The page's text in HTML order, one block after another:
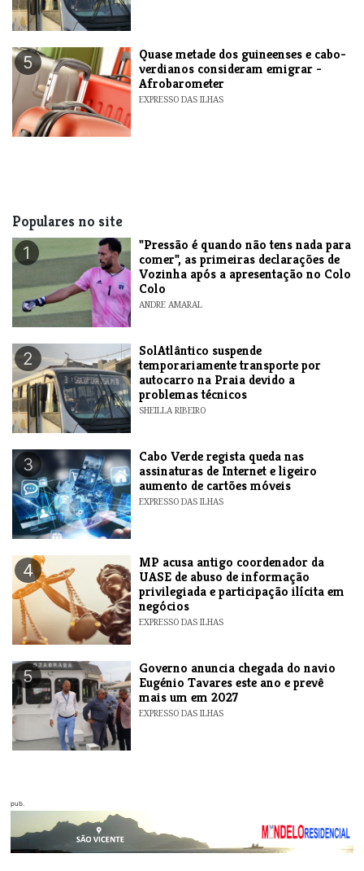
5
Quase metade dos guineenses e cabo-
verdianos consideram emigrar -
Afrobarometer
EXPRESSO DAS ILHAS
Populares no site
1
"Pressão é quando não tens nada para
comer", as primeiras declarações de
Vozinha após a apresentação no Colo
Colo
ANDRE AMARAL
2
SolAtlântico suspende
temporariamente transporte por
autocarro na Praia devido a
problemas técnicos
SHEILLA RIBEIRO
3
Cabo Verde regista queda nas
assinaturas de Internet e ligeiro
aumento de cartões móveis
EXPRESSO DAS ILHAS
4
MP acusa antigo coordenador da
UASE de abuso de informação
privilegiada e participação ilícita em
negócios
EXPRESSO DAS ILHAS
5
Governo anuncia chegada do navio
Eugénio Tavares este ano e prevê
mais um em 2027
EXPRESSO DAS ILHAS
pub.